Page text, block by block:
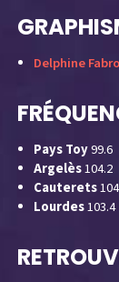
Delphine Fabro
Pays Toy99.6
Argelès104.2
Cauterets
Lourdes103.4